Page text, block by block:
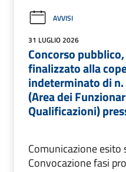
AVVISI
31 LUGLIO 2026
Concorso
finalizzato alla
indeterminato di
(Area dei
Qualificazioni)
Comunicazione esito
Convocazione fasi